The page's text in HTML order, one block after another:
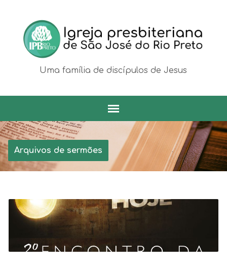
Uma família de discípulos de Jesus
Arquivos de sermões